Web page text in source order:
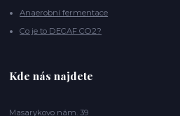
Anaerobní fermentace
Co je to DECAF CO2?
Kde nás najdete
Masarykovo nám. 39